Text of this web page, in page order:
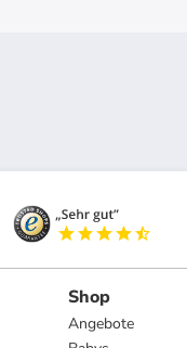
Shop
Angebote